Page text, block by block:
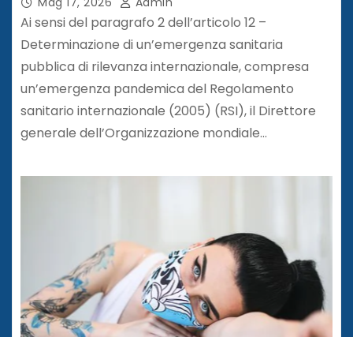
Ai sensi del paragrafo 2 dell’articolo 12 –
Determinazione di un’emergenza sanitaria
pubblica di rilevanza internazionale, compresa
un’emergenza pandemica del Regolamento
sanitario internazionale (2005) (RSI), il Direttore
generale dell’Organizzazione mondiale…